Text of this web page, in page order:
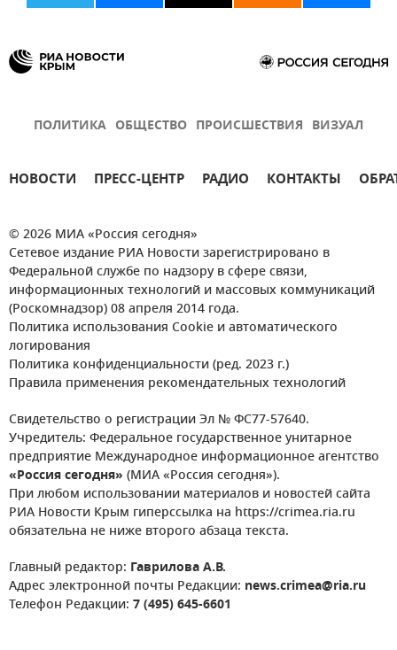
ПОЛИТИКА ОБЩЕСТВО ПРОИСШЕСТВИЯ ВИЗУАЛ
НОВОСТИ ПРЕСС-ЦЕНТР РАДИО КОНТАКТЫ
© 2026 МИА «Россия сегодня»
Сетевое издание РИА Новости зарегистрировано в
Федеральной службе по надзору в сфере связи,
информационных технологий и массовых коммуникаций
(Роскомнадзор) 08 апреля 2014 года.
Политика использования Cookie и автоматического
логирования
Политика конфиденциальности (ред. 2023 г.)
Правила применения рекомендательных технологий
Свидетельство о регистрации Эл № ФС77-57640.
Учредитель: Федеральное государственное унитарное
предприятие Международное информационное агентство
«Россия сегодня» (МИА «Россия сегодня»).
При любом использовании материалов и новостей сайта
РИА Новости Крым гиперссылка на https://crimea.ria.ru
обязательна не ниже второго абзаца текста.
Главный редактор: Гаврилова А.В.
Адрес электронной почты Редакции: news.crimea@ria.ru
Телефон Редакции: 7 (495) 645-6601